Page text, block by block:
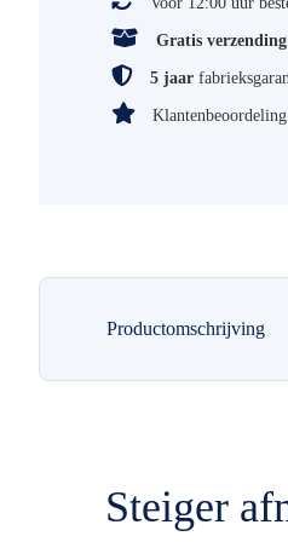
Gratis verzending
5 jaar
Klantenbeoordeling
Productomschrijving
Steiger